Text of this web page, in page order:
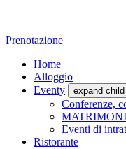
Prenotazione
Home
Alloggio
Eventy
expand
Conferenze,
Eventi di
Ristorante